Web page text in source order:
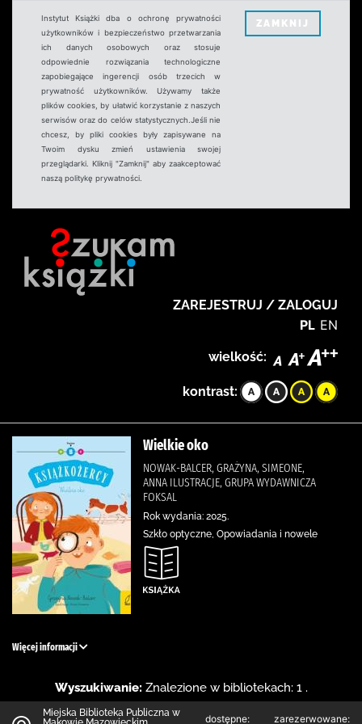
Instytut Książki dba o ochronę prywatności
użytkowników i bezpieczeństwo przetwarzania
ich danych osobowych oraz stosuje
odpowiednie rozwiązania technologiczne
zapobiegające ingerencji osób trzecich w
prywatność użytkowników. Używamy także
plików cookies, by ułatwić korzystanie z naszych
serwisów oraz do celów statystycznych.Jeśli nie
chcesz, by pliki cookies były zapisywane na
Twoim dysku zmień ustawienia swojej
przeglądarki. Kliknij "Zamknij" aby zaakceptować
naszą politykę prywatności.
ZAMKNIJ
ZAREJESTRUJ / ZALOGUJ
PL EN
wielkość:
kontrast:
Wielkie oko
NOWAK-BALCER, GRAŻYNA, SIMEONE,
ANNA ILUSTRACJE, GRUPA WYDAWNICZA
FOKSAL
Rok wydania: 2025.
Szkło optyczne, Opowiadania i nowele
Więcej informacji
Wyszukiwanie: Znalezione w bibliotekach: 1 .
Miejska Biblioteka Publiczna w
dostępne: zarezerwowane: